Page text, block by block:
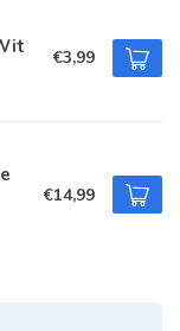
€3,99
€14,99